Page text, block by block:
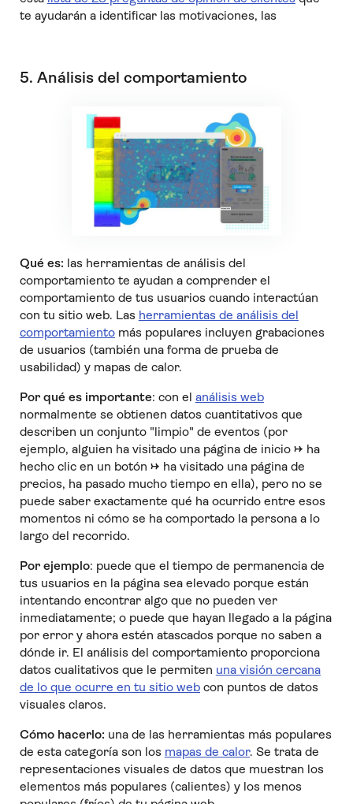
te ayudarán a identificar las motivaciones, las
5. Análisis del comportamiento
Qué es: las herramientas de análisis del
comportamiento te ayudan a comprender el
comportamiento de tus usuarios cuando interactúan
con tu sitio web. Las herramientas de análisis del
comportamientomás populares incluyen grabaciones
de usuarios (también una forma de prueba de
usabilidad) y mapas de calor.
Por qué es importante: con el análisis web
normalmente se obtienen datos cuantitativos que
describen un conjunto "limpio" de eventos (por
ejemplo, alguien ha visitado una página de inicio → ha
hecho clic en un botón → ha visitado una página de
precios, ha pasado mucho tiempo en ella), pero no se
puede saber exactamente qué ha ocurrido entre esos
momentos ni cómo se ha comportado la persona a lo
largo del recorrido.
Por ejemplo: puede que el tiempo de permanencia de
tus usuarios en la página sea elevado porque están
intentando encontrar algo que no pueden ver
inmediatamente; o puede que hayan llegado a la página
por error y ahora estén atascados porque no saben a
dónde ir. El análisis del comportamiento proporciona
datos cualitativos que le permiten una visión cercana
de lo que ocurre en tu sitio webcon puntos de datos
visuales claros.
Cómo hacerlo: una de las herramientas más populares
de esta categoría son los mapas de calor. Se trata de
representaciones visuales de datos que muestran los
elementos más populares (calientes) y los menos